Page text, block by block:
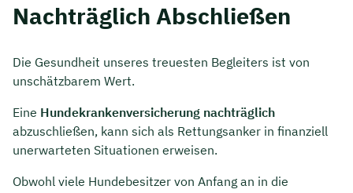
Finanzen
Kontakt
Nachträglich Abschließen
Die Gesundheit unseres treuesten Begleiters ist von
unschätzbarem Wert.
Eine Hundekrankenversicherung nachträglich
abzuschließen, kann sich als Rettungsanker in finanziell
unerwarteten Situationen erweisen.
Obwohl viele Hundebesitzer von Anfang an in die